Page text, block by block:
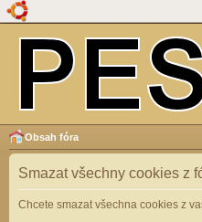
Obsah fóra
Smazat všechny cookies z
Chcete smazat všechna cookies z